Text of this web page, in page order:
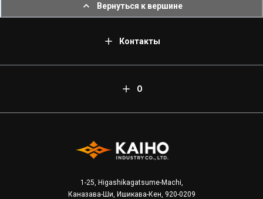
Вернуться к вершине
Контакты
О
1-25, Higashikagatsume-Machi,
Каназава-Ши, Ишикава-Кен, 920-0209